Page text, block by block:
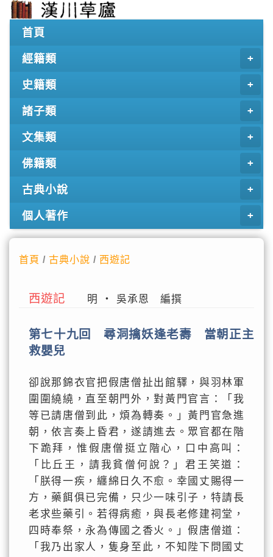
首頁
經籍類
史籍類
諸子類
文集類
佛籍類
古典小說
個人著作
首頁 /古典小說 / 西遊記
西遊記 明 ‧ 吳承恩 編撰
第七十九回 尋洞擒妖逢老壽 當朝正主
救嬰兒
卻說那錦衣官把假唐僧扯出館驛，與羽林軍
圍圍繞繞，直至朝門外，對黃門官言：「我
等已請唐僧到此，煩為轉奏。」黃門官急進
朝，依言奏上昏君，遂請進去。眾官都在階
下跪拜，惟假唐僧挺立階心，口中高叫：
「比丘王，請我貧僧何說？」君王笑道：
「朕得一疾，纏綿日久不愈。幸國丈賜得一
方，藥餌俱已完備，只少一味引子，特請長
老求些藥引。若得病癒，與長老修建祠堂，
四時奉祭，永為傳國之香火。」假唐僧道：
「我乃出家人，隻身至此，不知陛下問國丈